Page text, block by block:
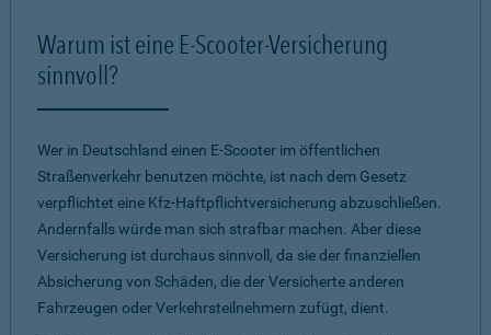
Warum ist eine E-Scooter-Versicherung
sinnvoll?
Wer in Deutschland einen E-Scooter im öffentlichen
Straßenverkehr benutzen möchte, ist nach dem Gesetz
verpflichtet eine Kfz-Haftpflichtversicherung abzuschließen.
Andernfalls würde man sich strafbar machen. Aber diese
Versicherung ist durchaus sinnvoll, da sie der finanziellen
Absicherung von Schäden, die der Versicherte anderen
Fahrzeugen oder Verkehrsteilnehmern zufügt, dient.